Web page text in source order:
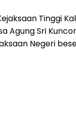
Tinggi
Agung Sri
Negeri